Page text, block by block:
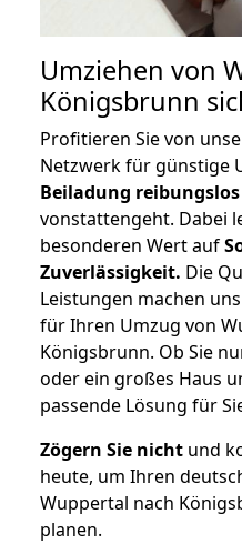
Umziehen von
Königsbrunn
Profitieren Sie von
Netzwerk für günstige
Beiladung
vonstattengeht. Dabei
besonderen Wert auf
Zuverlässigkeit. Die
Leistungen machen
für Ihren Umzug von
Königsbrunn. Ob Sie
oder ein großes Haus
passende Lösung für
Zögern Sie nicht und
heute, um Ihren
Wuppertal nach
planen.